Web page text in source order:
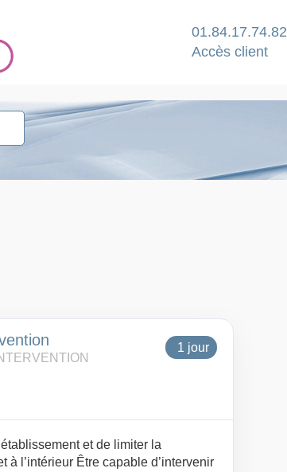
01.84.17.74.82
Accès client
1 jour
et de limiter la
à l’intérieur Être capable d’intervenir